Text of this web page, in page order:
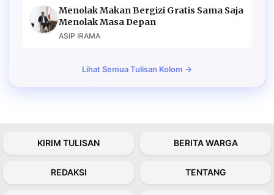
Menolak Makan Bergizi Gratis Sama Saja
Menolak Masa Depan
ASIP IRAMA
Lihat Semua Tulisan Kolom →
KIRIM TULISAN BERITA WARGA
REDAKSI TENTANG